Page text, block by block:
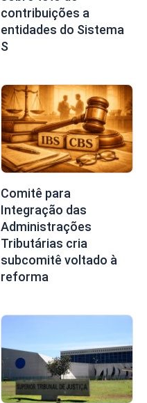
contribuições a
entidades do Sistema
S
Comitê para
Integração das
Administrações
Tributárias cria
subcomitê voltado à
reforma